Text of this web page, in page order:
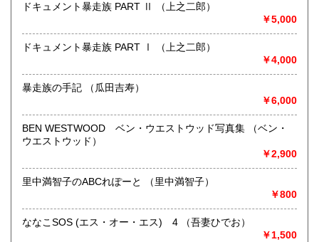
書籍の買取について
-
趣味、サブカルチャー、古書一般（その他）
ロック、アイドル、サブカルチャー、古書一般等
ドキュメント暴走族 PART Ⅱ （上之二郎）
￥5,000
ドキュメント暴走族 PART Ⅰ （上之二郎）
￥4,000
暴走族の手記 （瓜田吉寿）
￥6,000
BEN WESTWOOD ベン・ウエストウッド写真集 （ベン・
ウエストウッド）
￥2,900
里中満智子のABCれぽーと （里中満智子）
￥800
ななこSOS (エス・オー・エス) 4 （吾妻ひでお）
￥1,500